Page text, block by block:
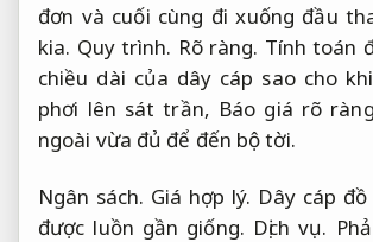
đơn và cuối cùng đi xuống đầu
kia. Quy trình. Rõ ràng. Tính toán
chiều dài của dây cáp sao cho
phơi lên sát trần, Báo giá rõ
ngoài vừa đủ để đến bộ tời.
Ngân sách. Giá hợp lý. Dây cáp
được luồn gần giống. Dịch vụ.